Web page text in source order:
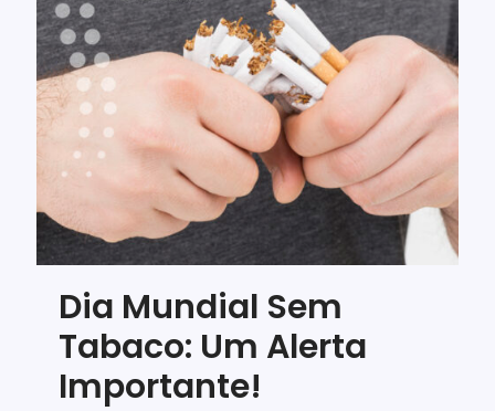
Dia Mundial Sem
Tabaco: Um Alerta
Importante!